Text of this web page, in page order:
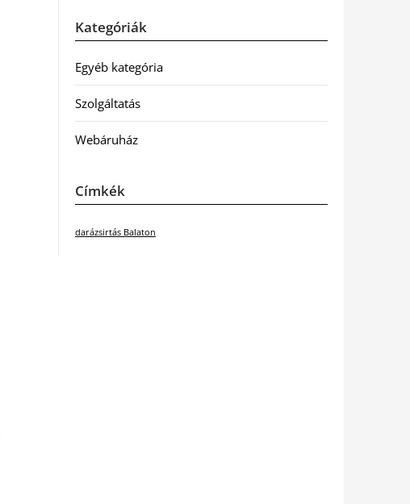
Kategóriák
Egyéb kategória
Szolgáltatás
Webáruház
Címkék
darázsirtás Balaton